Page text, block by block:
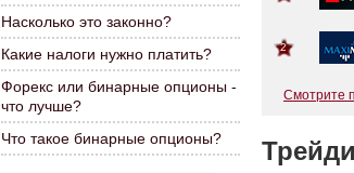
2
Смотрите
Насколько это законно?
Какие налоги нужно платить?
Форекс или бинарные опционы -
что лучше?
Что такое бинарные опционы?